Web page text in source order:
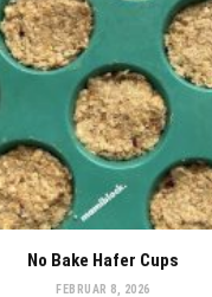
No Bake Hafer Cups
FEBRUAR 8, 2026